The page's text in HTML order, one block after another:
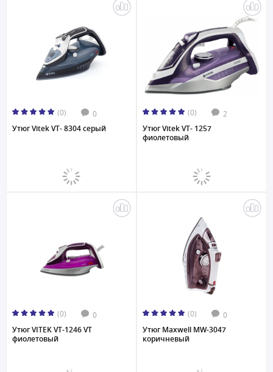
(0) 0
Утюг Vitek VT- 8304 серый
(0) 2
Утюг Vitek VT- 1257
фиолетовый
(0) 0
Утюг VITEK VT-1246 VT
фиолетовый
(0) 0
Утюг Maxwell MW-3047
коричневый